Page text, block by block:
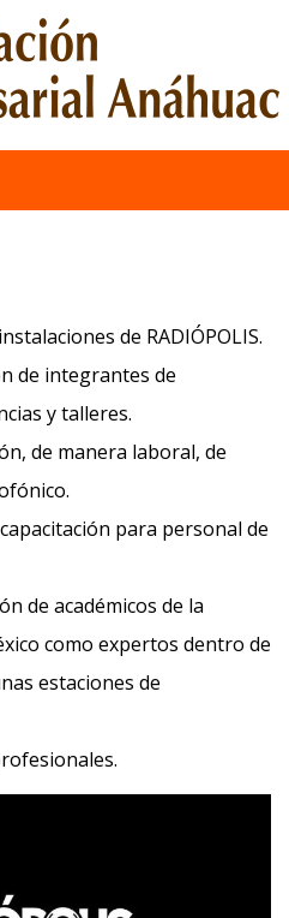
de RADIÓPOLIS.
de integrantes de
y talleres.
de manera laboral, de
para personal de
de académicos de la
como expertos dentro de
estaciones de